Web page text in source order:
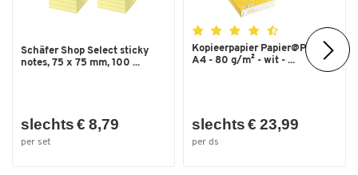
Schäfer Shop Select sticky
notes, 75 x 75 mm, 100 ...
slechts € 8,79
per set
Kopieerpapier Papier@Print -
A4 - 80 g/m² - wit - ...
slechts € 23,99
per ds